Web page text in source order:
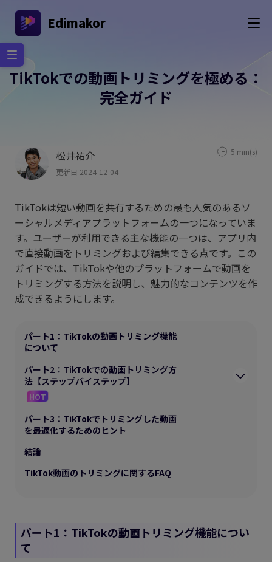
Edimakor
TikTokでの動画トリミングを極める：
完全ガイド
松井祐介
更新日 2024-12-04
5 min(s)
TikTokは短い動画を共有するための最も人気のあるソ
ーシャルメディアプラットフォームの一つになっていま
す。ユーザーが利用できる主な機能の一つは、アプリ内
で直接動画をトリミングおよび編集できる点です。この
ガイドでは、TikTokや他のプラットフォームで動画を
トリミングする方法を説明し、魅力的なコンテンツを作
成できるようにします。
パート1：TikTokの動画トリミング機能
について
パート2：TikTokでの動画トリミング方
法【ステップバイステップ】
HOT
パート3：TikTokでトリミングした動画
を最適化するためのヒント
結論
TikTok動画のトリミングに関するFAQ
パート1：TikTokの動画トリミング機能につい
て